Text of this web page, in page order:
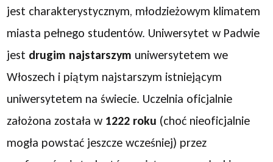
jest charakterystycznym, młodzieżowym klimatem
miasta pełnego studentów. Uniwersytet w Padwie
jest drugim najstarszym uniwersytetem we
Włoszech i piątym najstarszym istniejącym
uniwersytetem na świecie. Uczelnia oficjalnie
założona została w 1222 roku (choć nieoficjalnie
mogła powstać jeszcze wcześniej) przez